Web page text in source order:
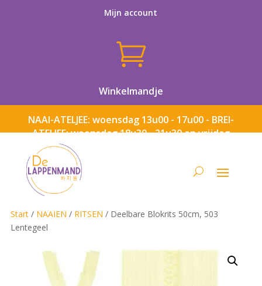
Mijn account

Winkelmandje
NAAI-ATELJEE: woensdag 13u00 - 17u00 - BREI-
ATELJEE: woensdag 18u30 - 21u30 en vrijdag
Start/ NAAIEN / RITSEN / Deelbare Blokrits 50cm, 503
Lentegeel